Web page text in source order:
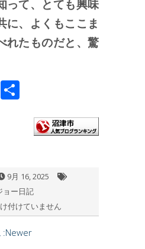
って、とても興味
に、よくもここま
れたものだと、驚
Li
9月 16, 2025
ョー日記
付けていません
:Newer